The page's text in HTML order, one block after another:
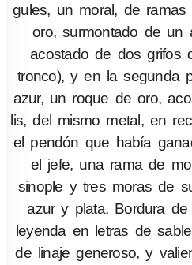
gules, un moral, de
oro, surmontado de un
acostado de dos grifos
tronco), y en la segunda
azur, un roque de oro,
lis, del mismo metal, en
el pendón que había
el jefe, una rama de
sinople y tres moras de
azur y plata. Bordura
leyenda en letras de
de linaje generoso, y